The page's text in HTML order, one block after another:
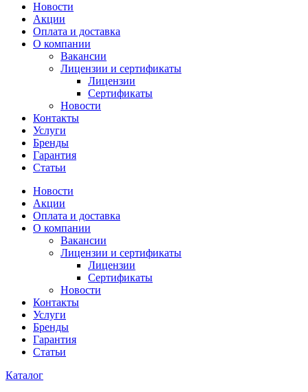
Новости
Акции
Оплата и доставка
О компании
Вакансии
Лицензии и сертификаты
Лицензии
Сертификаты
Новости
Контакты
Услуги
Бренды
Гарантия
Статьи
Новости
Акции
Оплата и доставка
О компании
Вакансии
Лицензии и сертификаты
Лицензии
Сертификаты
Новости
Контакты
Услуги
Бренды
Гарантия
Статьи
Каталог